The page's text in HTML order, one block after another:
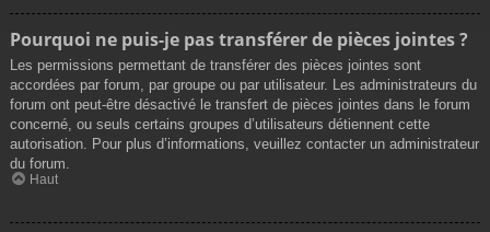
Pourquoi ne puis-je pas transférer de pièces jointes ?
Les permissions permettant de transférer des pièces jointes sont
accordées par forum, par groupe ou par utilisateur. Les administrateurs du
forum ont peut-être désactivé le transfert de pièces jointes dans le forum
concerné, ou seuls certains groupes d’utilisateurs détiennent cette
autorisation. Pour plus d’informations, veuillez contacter un administrateur
du forum.
Haut